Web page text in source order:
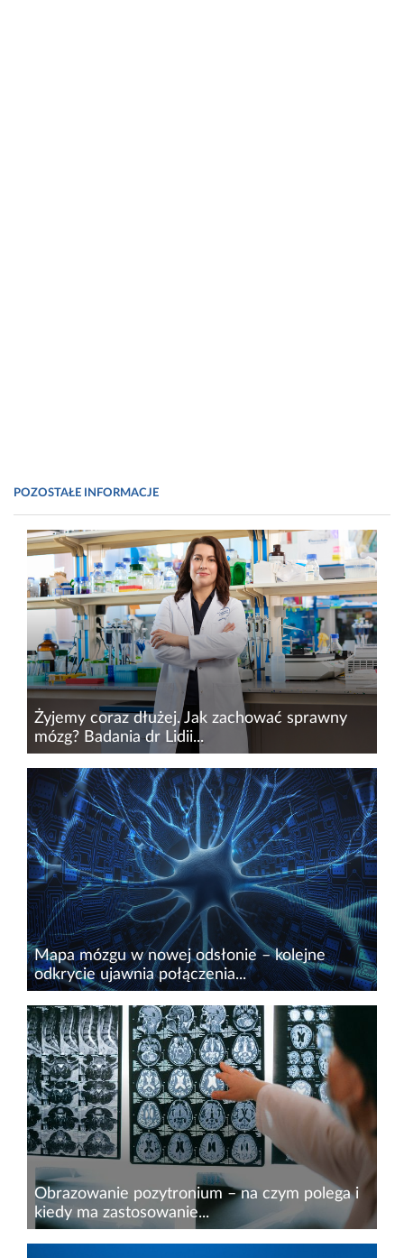
POZOSTAŁE INFORMACJE
Żyjemy coraz dłużej. Jak zachować sprawny
mózg? Badania dr Lidii...
Jeszcze kilkadziesiąt lat temu jednym z
największych osiągnięć medycyny było
wydłużenie życia. Dziś coraz częściej pojawia
się nowe wyzwanie – jak sprawić, aby dłuższe
życie oznaczało również dłużej...
Mapa mózgu w nowej odsłonie – kolejne
odkrycie ujawnia połączenia...
Zrozumienie, w jaki sposób neurony łączą się ze
sobą w mózgu, od dawna stanowi jedno z
największych wyzwań neuronauki. Choć coraz
więcej dowiadujemy się na temat pojedynczych
komórek nerwowych, pełny...
Obrazowanie pozytronium – na czym polega i
kiedy ma zastosowanie...
Współczesna medycyna coraz częściej sięga po